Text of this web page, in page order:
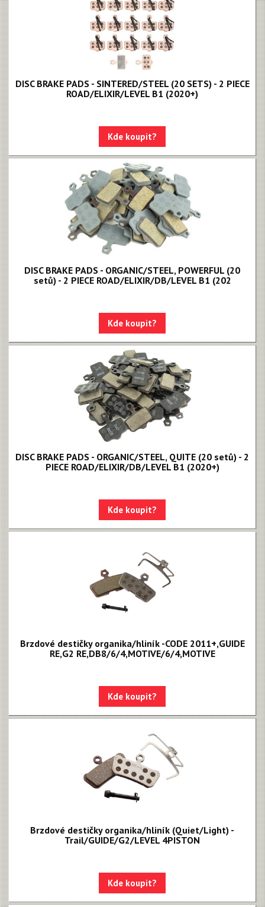
DISC BRAKE PADS - SINTERED/STEEL (20 SETS) - 2 PIECE
ROAD/ELIXIR/LEVEL B1 (2020+)
Kde koupit?
DISC BRAKE PADS - ORGANIC/STEEL, POWERFUL (20
setů) - 2 PIECE ROAD/ELIXIR/DB/LEVEL B1 (202
Kde koupit?
DISC BRAKE PADS - ORGANIC/STEEL, QUITE (20 setů) - 2
PIECE ROAD/ELIXIR/DB/LEVEL B1 (2020+)
Kde koupit?
Brzdové destičky organika/hliník -CODE 2011+,GUIDE
RE,G2 RE,DB8/6/4,MOTIVE/6/4,MOTIVE
Kde koupit?
Brzdové destičky organika/hliník (Quiet/Light) -
Trail/GUIDE/G2/LEVEL 4PISTON
Kde koupit?